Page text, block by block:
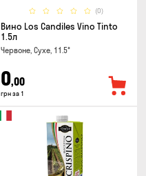
(0)
Вино Los Candiles Vino Tinto
1.5л
Червоне, Сухе, 11.5°
0,00
грн за 1